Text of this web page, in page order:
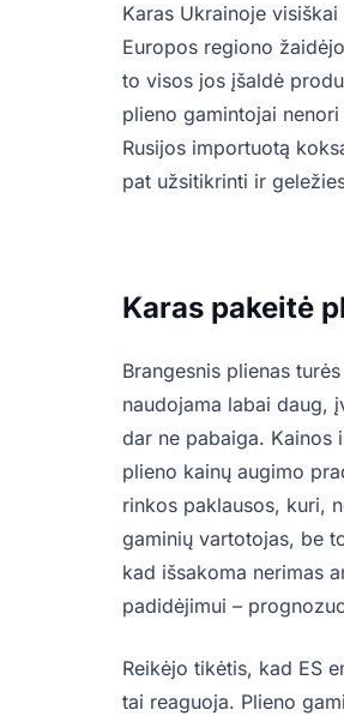
Karas Ukrainoje
Europos regiono
to visos jos įšaldė
plieno gamintojai
Rusijos importuotą
pat užsitikrinti ir
Karas pakeitė
Brangesnis plienas
naudojama labai daug,
dar ne pabaiga. Kainos
plieno kainų augimo
rinkos paklausos, kuri,
gaminių vartotojas, be
kad išsakoma nerimas
padidėjimui –
Reikėjo tikėtis, kad ES
tai reaguoja. Plieno